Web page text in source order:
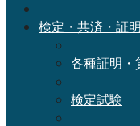
検定・共済・証明
各種証明・
検定試験